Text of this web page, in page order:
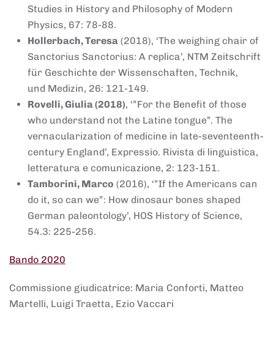
Studies in History and Philosophy of Modern
Physics, 67: 78-88.
Hollerbach, Teresa (2018), ‘The weighing chair of
Sanctorius Sanctorius: A replica’, NTM Zeitschrift
für Geschichte der Wissenschaften, Technik,
und Medizin, 26: 121-149.
Rovelli, Giulia (2018), ‘”For the Benefit of those
who understand not the Latine tongue”. The
vernacularization of medicine in late-seventeenth-
century England’, Expressio. Rivista di linguistica,
letteratura e comunicazione, 2: 123-151.
Tamborini, Marco (2016), ‘”If the Americans can
do it, so can we”: How dinosaur bones shaped
German paleontology’, HOS History of Science,
54.3: 225-256.
Bando 2020
Commissione giudicatrice: Maria Conforti, Matteo
Martelli, Luigi Traetta, Ezio Vaccari